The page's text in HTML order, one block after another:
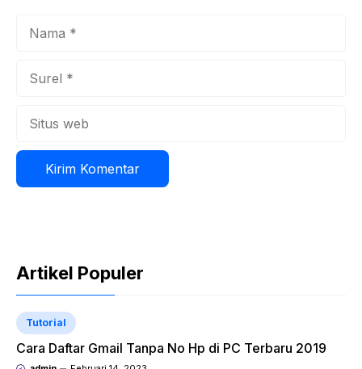
Artikel Populer
Tutorial
Cara Daftar Gmail Tanpa No Hp di PC Terbaru 2019